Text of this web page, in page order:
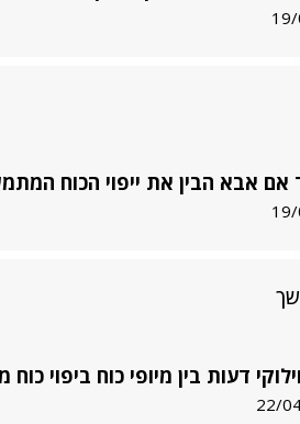
אם אבא הבין את ייפוי הכוח
דעות בין מיופי כוח ביפוי
22/